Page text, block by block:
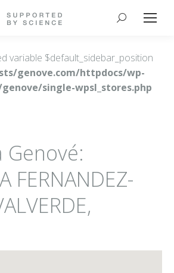
Buscar:
variable $default_sidebar_position
genove.com/httpdocs/wp-
single-wpsl_stores.php
Genové:
FERNANDEZ-